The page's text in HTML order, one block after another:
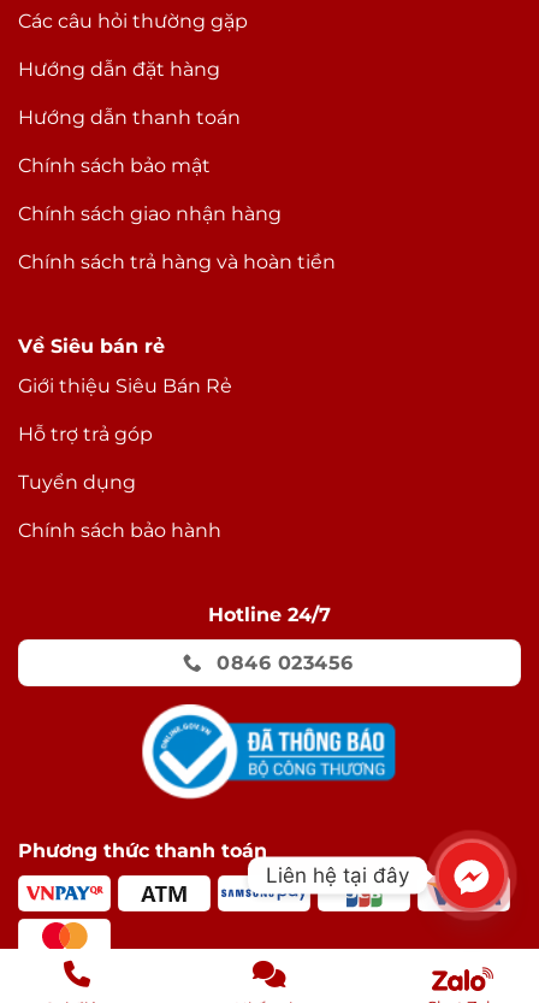
Các câu hỏi thường gặp
Hướng dẫn đặt hàng
Hướng dẫn thanh toán
Chính sách bảo mật
Chính sách giao nhận hàng
Chính sách trả hàng và hoàn tiền
Về Siêu bán rẻ
Giới thiệu Siêu Bán Rẻ
Hỗ trợ trả góp
Tuyển dụng
Chính sách bảo hành
Hotline 24/7
0846 023456
Phương thức thanh toán
Liên hệ tại đây